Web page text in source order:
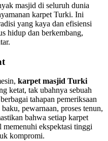
masjid di seluruh dunia
karpet Turki. Ini
yang kaya dan efisiensi
hidup dan berkembang,
karpet masjid Turki
ketat, tak ubahnya sebuah
tahapan pemeriksaan
pewarnaan, proses tenun,
bahwa setiap karpet
ekspektasi tinggi
kompromi.